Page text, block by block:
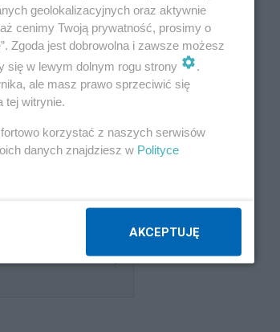
masowe blokady
geolokalizacyjnych oraz aktywnie
cenimy Twoją prywatność, prosimy o
Zgoda jest dobrowolna i zawsze możesz
się w lewym dolnym rogu strony
.
ale masz prawo sprzeciwić się
tej witrynie.
korzystać z naszych serwisów
danych znajdziesz w Polityce
AKCEPTUJĘ